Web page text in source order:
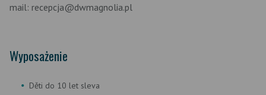
mail: recepcja@dwmagnolia.pl
Wyposażenie
Děti do 10 let sleva